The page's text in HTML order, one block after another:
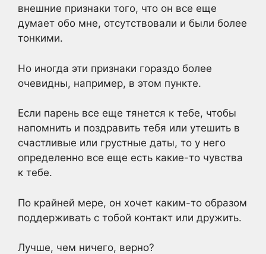
внешние признаки того, что он все еще
думает обо мне, отсутствовали и были более
тонкими.
Но иногда эти признаки гораздо более
очевидны, например, в этом пункте.
Если парень все еще тянется к тебе, чтобы
напомнить и поздравить тебя или утешить в
счастливые или грустные даты, то у него
определенно все еще есть какие-то чувства
к тебе.
По крайней мере, он хочет каким-то образом
поддерживать с тобой контакт или дружить.
Лучше, чем ничего, верно?